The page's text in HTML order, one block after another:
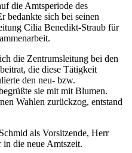
die Amtsperiode des
bedankte sich bei seinen
Cilia Benedikt-Straub für
die Zentrumsleitung bei den
die diese Tätigkeit
den neu- bzw.
sie mit mit Blumen.
Wahlen zurückzog, entstand
als Vorsitzende, Herr
die neue Amtszeit.